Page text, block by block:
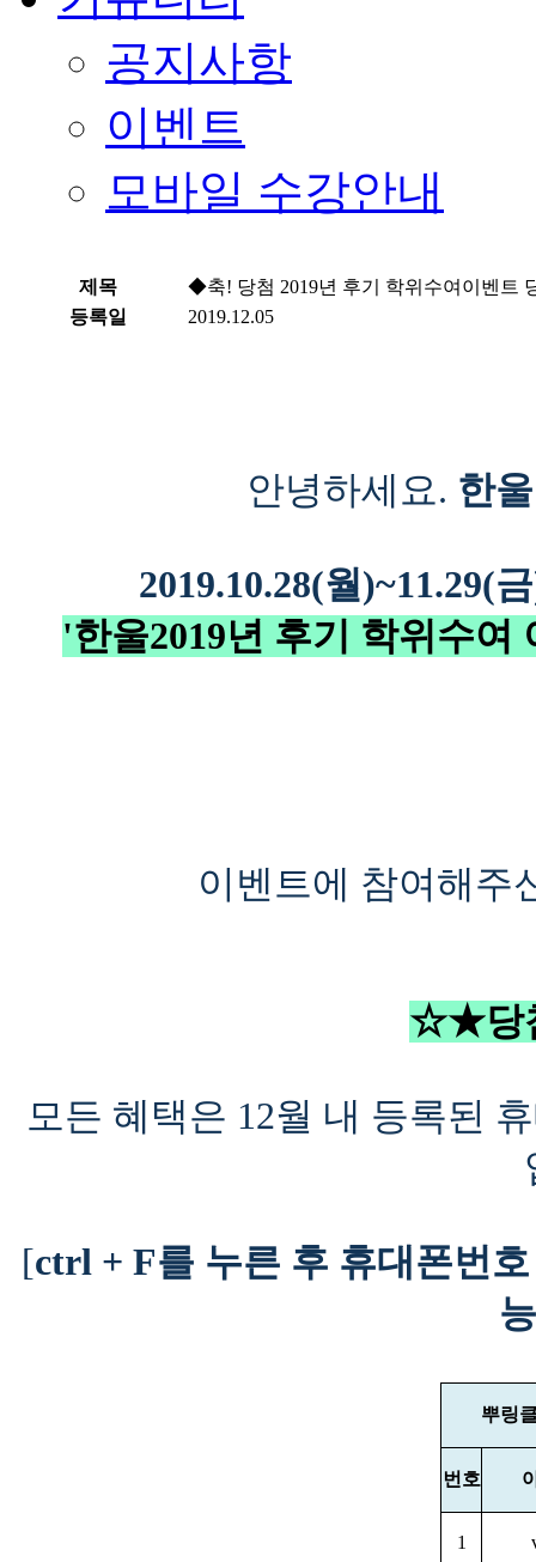
공지사항
이벤트
모바일 수강안내
제목
◆축! 당첨 2019년 후기 학위수여이벤트
등록일
2019.12.05
안녕하세요. 한
2019.10.28(월)~11.29(
'한울2019년 후기 학위수
이벤트에 참여해주
☆★
모든 혜택은 12월 내 등록된
[ctrl + F를 누른 후 휴대폰번
뿌링
번호
1